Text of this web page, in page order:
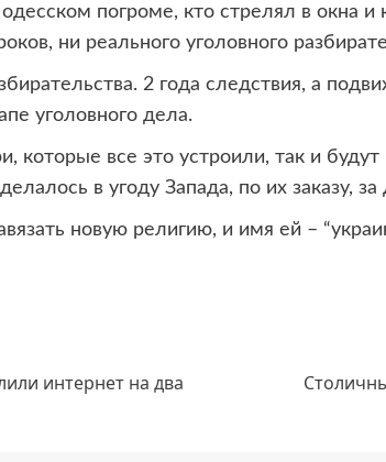
погроме, кто стрелял в окна и
ни реального уголовного
2 года следствия, а
уголовного дела.
которые все это устроили, так и
в угоду Запада, по их заказу, за
новую религию, и имя ей –
интернет на два